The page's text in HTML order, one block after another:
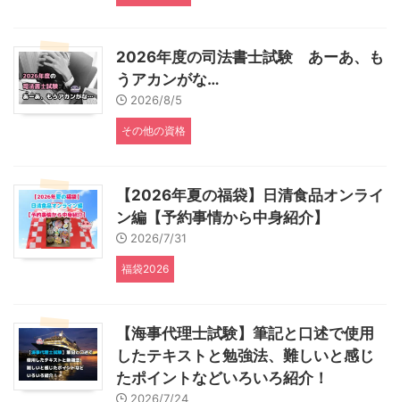
2026年度の司法書士試験 あーあ、も
うアカンがな…
2026/8/5
その他の資格
【2026年夏の福袋】日清食品オンライ
ン編【予約事情から中身紹介】
2026/7/31
福袋2026
【海事代理士試験】筆記と口述で使用
したテキストと勉強法、難しいと感じ
たポイントなどいろいろ紹介！
2026/7/24